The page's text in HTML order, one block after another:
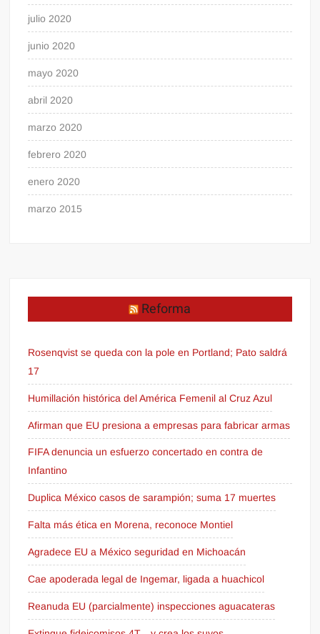
julio 2020
junio 2020
mayo 2020
abril 2020
marzo 2020
febrero 2020
enero 2020
marzo 2015
Reforma
Rosenqvist se queda con la pole en Portland; Pato saldrá
17
Humillación histórica del América Femenil al Cruz Azul
Afirman que EU presiona a empresas para fabricar armas
FIFA denuncia un esfuerzo concertado en contra de
Infantino
Duplica México casos de sarampión; suma 17 muertes
Falta más ética en Morena, reconoce Montiel
Agradece EU a México seguridad en Michoacán
Cae apoderada legal de Ingemar, ligada a huachicol
Reanuda EU (parcialmente) inspecciones aguacateras